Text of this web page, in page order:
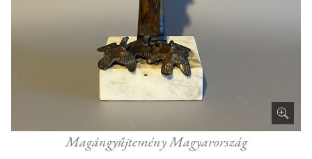
Magángyűjtemény Magyarország